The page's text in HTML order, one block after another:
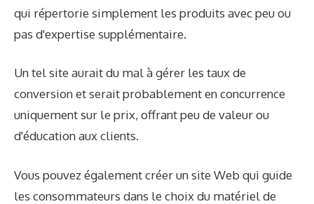
qui répertorie simplement les produits avec peu ou
pas d'expertise supplémentaire.
Un tel site aurait du mal à gérer les taux de
conversion et serait probablement en concurrence
uniquement sur le prix, offrant peu de valeur ou
d'éducation aux clients.
Vous pouvez également créer un site Web qui guide
les consommateurs dans le choix du matériel de